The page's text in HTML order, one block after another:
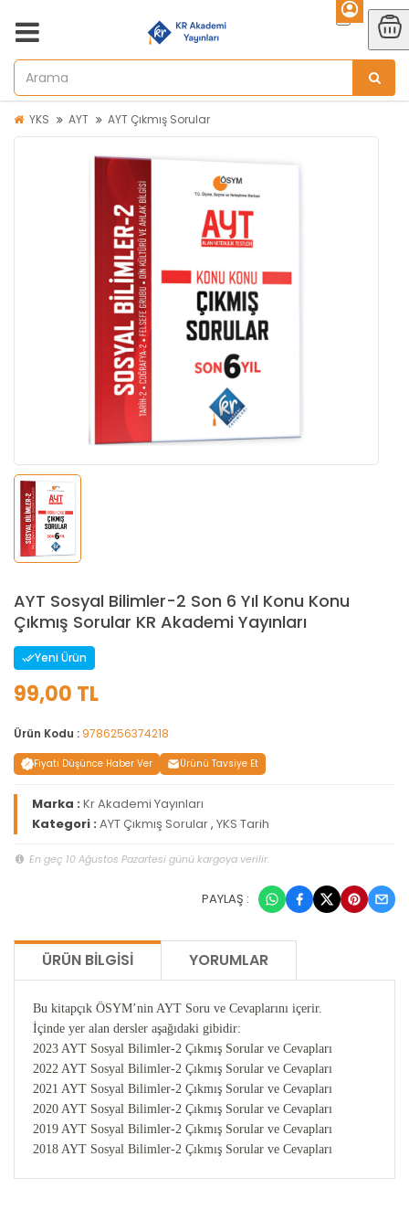
YKS AYT AYT Çıkmış Sorular
AYT Sosyal Bilimler-2 Son 6 Yıl Konu Konu
Çıkmış Sorular KR Akademi Yayınları
Yeni Ürün
99,00 TL
Ürün Kodu : 9786256374218
Fiyatı Düşünce Haber Ver Ürünü Tavsiye Et
Marka :Kr Akademi Yayınları
Kategori :AYT Çıkmış Sorular, YKS Tarih
En geç 10 Ağustos Pazartesi günü kargoya verilir.
PAYLAŞ :
ÜRÜN BILGISI YORUMLAR
Bu kitapçık ÖSYM’nin AYT Soru ve Cevaplarını içerir.
İçinde yer alan dersler aşağıdaki gibidir:
2023 AYT Sosyal Bilimler-2 Çıkmış Sorular ve Cevapları
2022 AYT Sosyal Bilimler-2 Çıkmış Sorular ve Cevapları
2021 AYT Sosyal Bilimler-2 Çıkmış Sorular ve Cevapları
2020 AYT Sosyal Bilimler-2 Çıkmış Sorular ve Cevapları
2019 AYT Sosyal Bilimler-2 Çıkmış Sorular ve Cevapları
2018 AYT Sosyal Bilimler-2 Çıkmış Sorular ve Cevapları